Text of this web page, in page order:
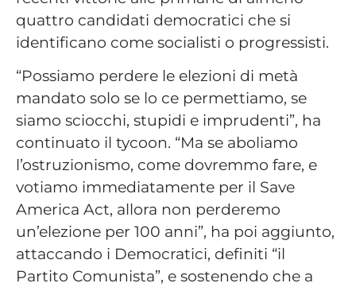
quattro candidati democratici che si
identificano come socialisti o progressisti.
“Possiamo perdere le elezioni di metà
mandato solo se lo ce permettiamo, se
siamo sciocchi, stupidi e imprudenti”, ha
continuato il tycoon. “Ma se aboliamo
l’ostruzionismo, come dovremmo fare, e
votiamo immediatamente per il Save
America Act, allora non perderemo
un’elezione per 100 anni”, ha poi aggiunto,
attaccando i Democratici, definiti “il
Partito Comunista”, e sostenendo che a